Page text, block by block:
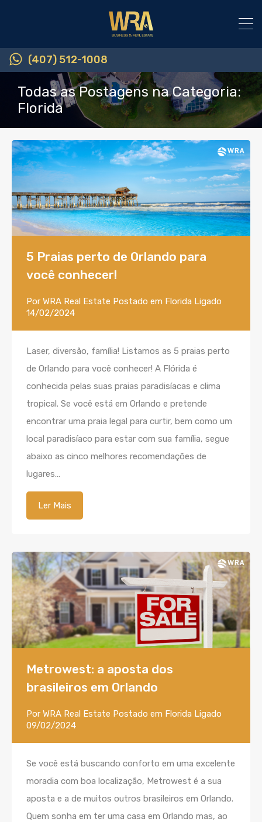
(407) 512-1008
Todas as Postagens na Categoria:
Florida
5 Praias perto de Orlando para
você conhecer!
Por WRA Real Estate Postado em Florida Ligado
14/02/2024
Laser, diversão, família! Listamos as 5 praias perto
de Orlando para você conhecer! A Flórida é
conhecida pelas suas praias paradisíacas e clima
tropical. Se você está em Orlando e pretende
encontrar uma praia legal para curtir, bem como um
local paradisíaco para estar com sua família, segue
abaixo as cinco melhores recomendações de
lugares…
Ler Mais
Metrowest: a aposta dos
brasileiros em Orlando
Por WRA Real Estate Postado em Florida Ligado
09/02/2024
Se você está buscando conforto em uma excelente
moradia com boa localização, Metrowest é a sua
aposta e a de muitos outros brasileiros em Orlando.
Quem sonha em ter uma casa em Orlando mas, ao